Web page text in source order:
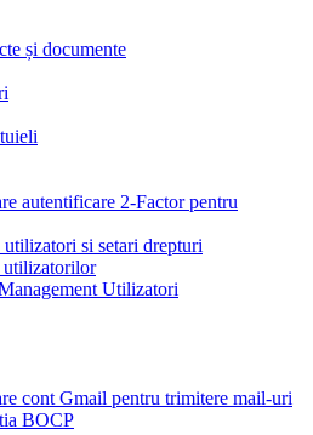
și documente
autentificare 2-Factor pentru
utilizatori si setari drepturi
Utilizatori
cont Gmail pentru trimitere mail-uri
BOCP